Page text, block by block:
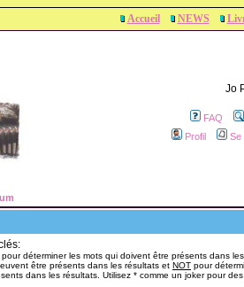
Accueil NEWS
Jo
FAQ
Profil
Se
pour déterminer les mots qui doivent être présents dans
être présents dans les résultats et NOT pour
dans les résultats. Utilisez * comme un joker pour